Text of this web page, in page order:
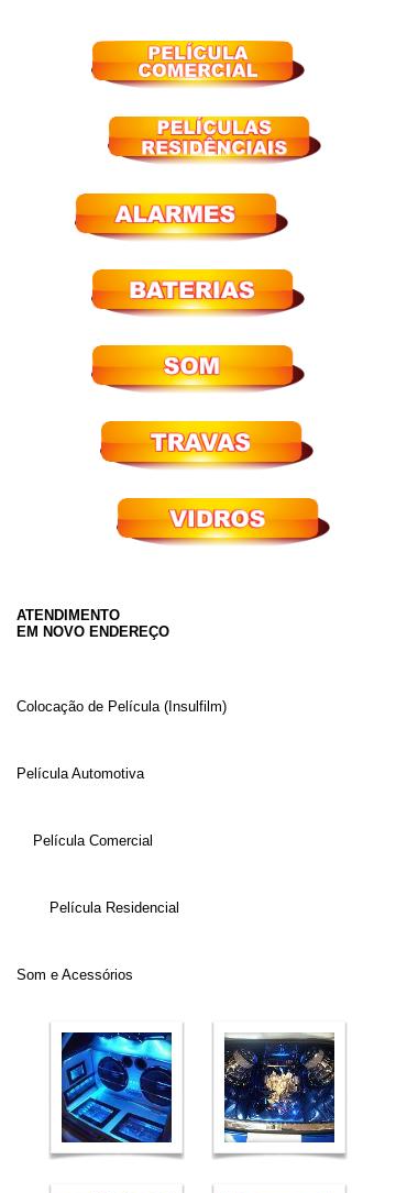
ATENDIMENTO
EM NOVO ENDEREÇO
Colocação de Película (Insulfilm)
Película Automotiva
Película Comercial
Película Residencial
Som e Acessórios